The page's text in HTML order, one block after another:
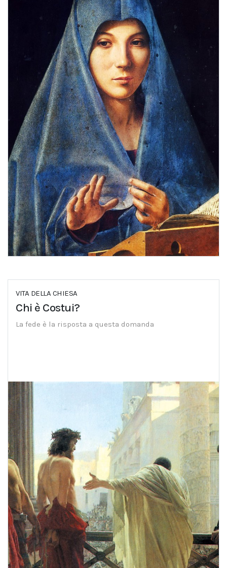
VITA DELLA CHIESA
Chi è Costui?
La fede è la risposta a questa domanda